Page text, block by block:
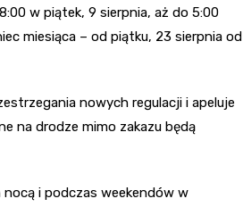
w piątek, 9 sierpnia, aż do 5:00
miesiąca – od piątku, 23 sierpnia od
nowych regulacji i apeluje
na drodze mimo zakazu będą
i podczas weekendów w